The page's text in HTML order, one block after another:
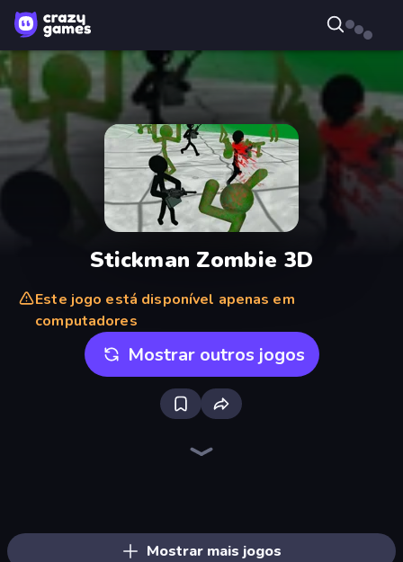
Stickman Zombie 3D
Este jogo está disponível apenas em
computadores
Mostrar outros jogos
Mostrar mais jogos